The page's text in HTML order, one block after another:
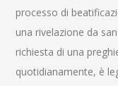
processo di
una rivelazione da
richiesta di una
quotidianamente, è